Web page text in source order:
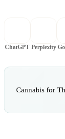
ChatGPT Perplexity
Cannabis for